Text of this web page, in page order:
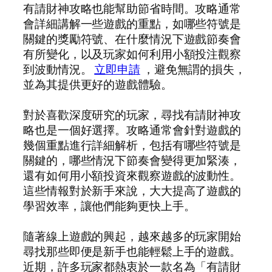
有請財神攻略也能幫助節省時間。攻略通常
會詳細講解一些遊戲的重點，如哪些符號是
關鍵的獎勵符號、在什麼情況下遊戲節奏會
有所變化，以及玩家如何利用小額投注觀察
到波動情況。 立即申請，避免無謂的損失，
並為其提供更好的遊戲體驗。
對於喜歡深度研究的玩家，尋找有請財神攻
略也是一個好選擇。攻略通常會針對遊戲的
幾個重點進行詳細解析，包括有哪些符號是
關鍵的，哪些情況下節奏會變得更加緊湊，
還有如何用小額投資來觀察遊戲的波動性。
這些情報對於新手來說，大大提高了遊戲的
學習效率，讓他們能夠更快上手。
隨著線上遊戲的興起，越來越多的玩家開始
尋找那些即便是新手也能輕鬆上手的遊戲。
近期，許多玩家都熱衷於一款名為「有請財